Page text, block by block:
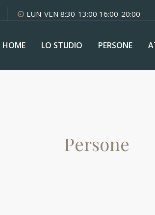
LUN-VEN 8:30-13:00 16:00-20:00
HOME LO STUDIO PERSONE
Persone